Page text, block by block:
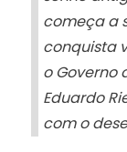
começa a
conquista
o Governo
Eduardo
com o